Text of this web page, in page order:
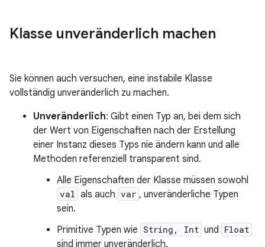
Klasse unveränderlich machen
Sie können auch versuchen, eine instabile Klasse
vollständig unveränderlich zu machen.
Unveränderlich: Gibt einen Typ an, bei dem sich
der Wert von Eigenschaften nach der Erstellung
einer Instanz dieses Typs nie ändern kann und alle
Methoden referenziell transparent sind.
Alle Eigenschaften der Klasse müssen sowohl
val als auch var , unveränderliche Typen
sein.
Primitive Typen wie String, Int und Float
sind immer unveränderlich.